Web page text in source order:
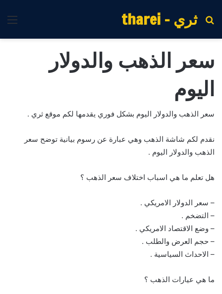
ثري - tharei
بحث
سعر الذهب والدولار
اليوم
سعر الذهب والدولار اليوم بشكل فوري يقدمها لكم موقع ثري .
نقدم لكم شاشة الذهب وهي عبارة عن رسوم بيانية توضح سعر
الذهب والدولار اليوم .
هل تعلم ما هي اسباب اختلاف سعر الذهب ؟
– سعر الدولار الامريكي .
– التضخم .
– وضع الاقتصاد الامريكي .
– حجم العرض والطلب .
– الاحداث السياسية .
ما هي عيارات الذهب ؟